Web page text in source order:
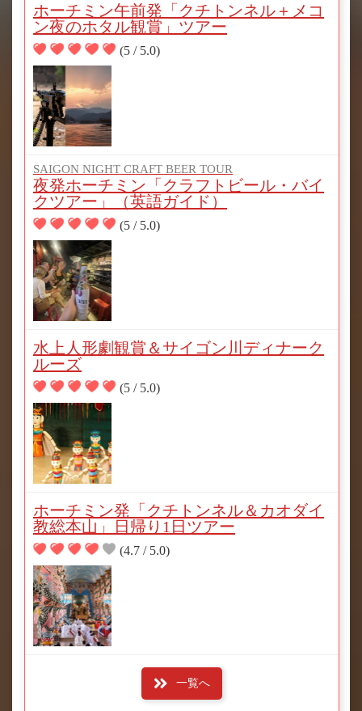
ホーチミン午前発「クチトンネル＋メコ
ン夜のホタル観賞」ツアー
(5 / 5.0)
SAIGON NIGHT CRAFT BEER TOUR
夜発ホーチミン「クラフトビール・バイ
クツアー」（英語ガイド）
(5 / 5.0)
水上人形劇観賞＆サイゴン川ディナーク
ルーズ
(5 / 5.0)
ホーチミン発「クチトンネル＆カオダイ
教総本山」日帰り1日ツアー
(4.7 / 5.0)
一覧へ